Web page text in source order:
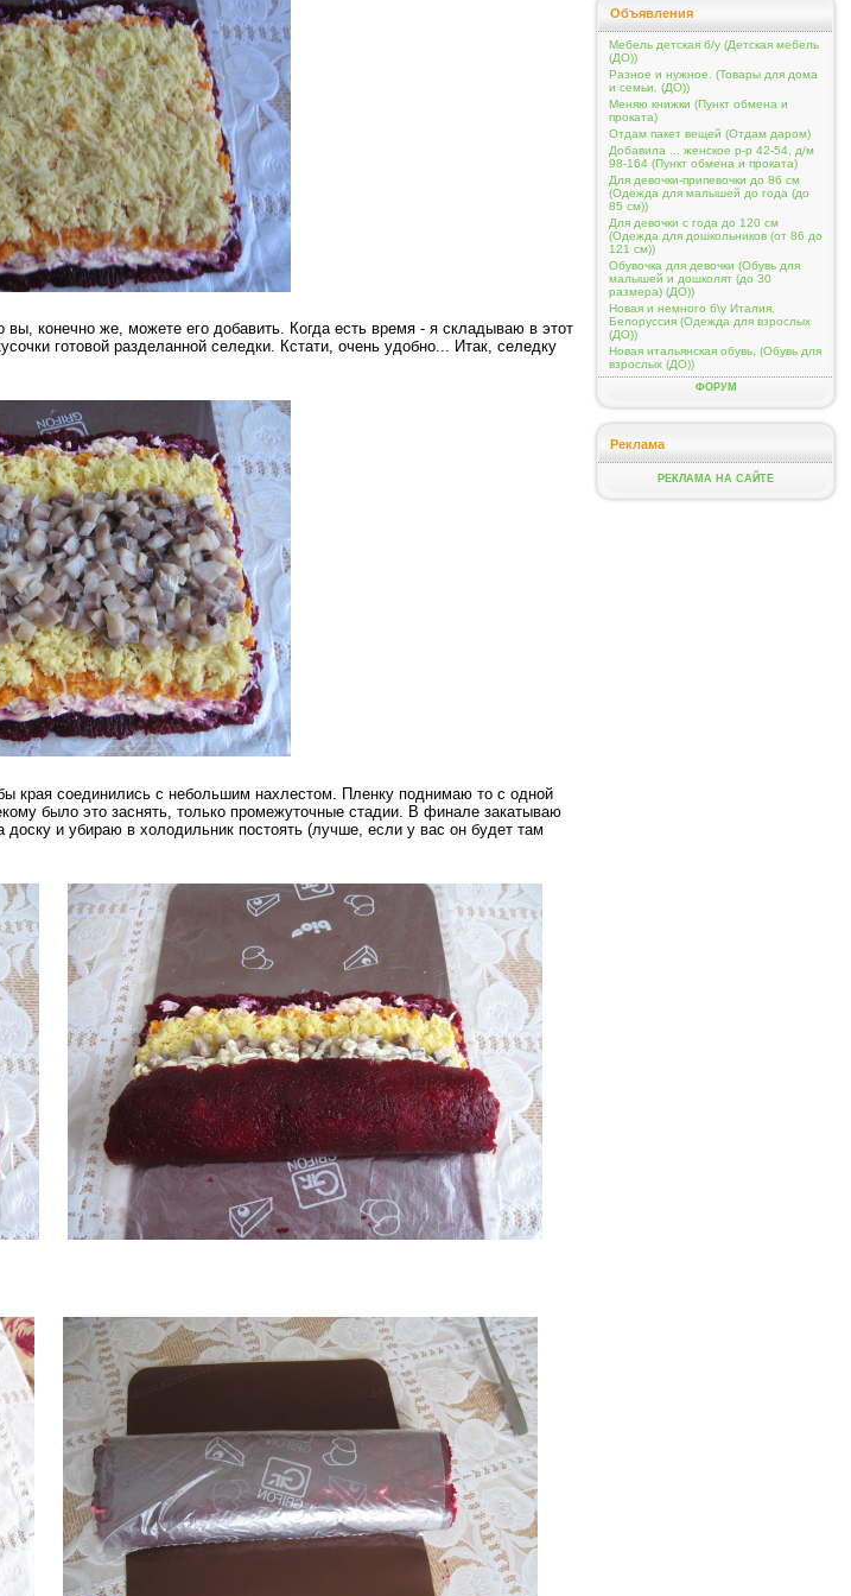
конечно же, можете его добавить. Когда есть время - я складываю в этот
готовой разделанной селедки. Кстати, очень удобно... Итак, селедку
края соединились с небольшим нахлестом. Пленку поднимаю то с одной
было это заснять, только промежуточные стадии. В финале закатываю
доску и убираю в холодильник постоять (лучше, если у вас он будет там
Объявления
Мебель детская б/у (Детская мебель
(ДО))
Разное и нужное. (Товары для дома
и семьи. (ДО))
Меняю книжки (Пункт обмена и
проката)
Отдам пакет вещей (Отдам даром)
Добавила ... женское р-р 42-54, д/м
98-164 (Пункт обмена и проката)
Для девочки-припевочки до 86 см
(Одежда для малышей до года (до
85 см))
Для девочки с года до 120 см
(Одежда для дошкольников (от 86 до
121 см))
Обувочка для девочки (Обувь для
малышей и дошколят (до 30
размера) (ДО))
Новая и немного б\у Италия,
Белоруссия (Одежда для взрослых
(ДО))
Новая итальянская обувь, (Обувь для
взрослых (ДО))
ФОРУМ
Реклама
РЕКЛАМА НА САЙТЕ